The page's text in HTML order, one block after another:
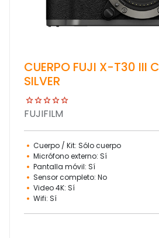
CUERPO FUJI X-T30 III
SILVER
FUJIFILM
Cuerpo / Kit: Sólo cuerpo
Micrófono externo: Sí
Pantalla móvil: Sí
Sensor completo: No
Video 4K: Sí
Wifi: Sí